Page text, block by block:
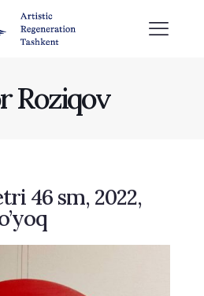
Roziqov
46 sm, 2022,